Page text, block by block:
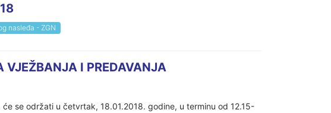
nasleđa - ZGN
VJEŽBANJA I PREDAVANJA
se održati u četvrtak, 18.01.2018. godine, u terminu od 12.15-